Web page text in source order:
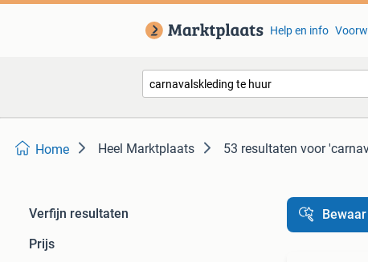
Help en info
Home Heel Marktplaats 53 resultaten voor
Verfijn resultaten
Prijs